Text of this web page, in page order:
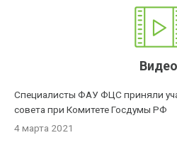
Видео
Специалисты ФАУ ФЦС приняли
совета при Комитете Госдумы РФ
4 марта 2021